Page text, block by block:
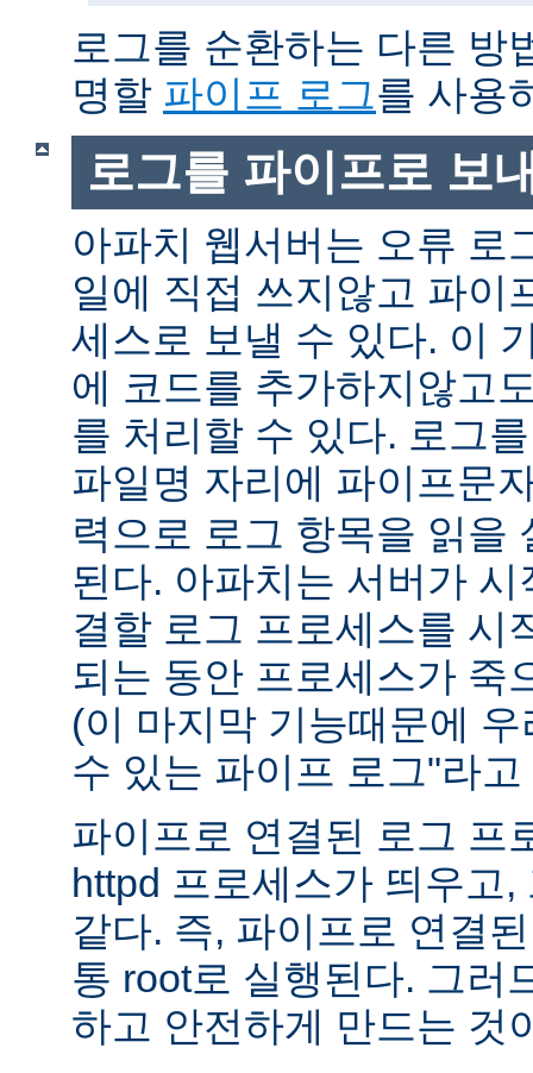
로그를 순환하는 다른 방
명할 파이프 로그를 사용
로그를 파이프로 보
아파치 웹서버는 오류 로
일에 직접 쓰지않고 파이
세스로 보낼 수 있다. 이
에 코드를 추가하지않고
를 처리할 수 있다. 로그
파일명 자리에 파이프문
력으로 로그 항목을 읽을
된다. 아파치는 서버가
결할 로그 프로세스를 시
되는 동안 프로세스가 죽
(이 마지막 기능때문에
수 있는 파이프 로그"라
파이프로 연결된 로그 프
httpd 프로세스가 띄우고
같다. 즉, 파이프로 연결
통 root로 실행된다. 그러
하고 안전하게 만드는 것